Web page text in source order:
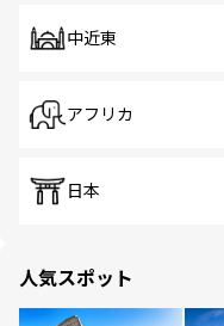
中近東
アフリカ
日本
人気スポット